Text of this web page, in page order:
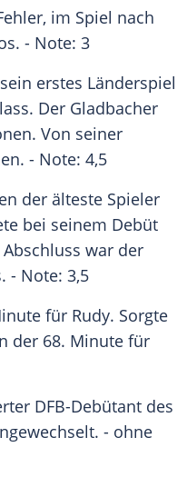
im Spiel nach
- Note: 3
erstes Länderspiel
Der Gladbacher
Von seiner
- Note: 4,5
der älteste Spieler
bei seinem Debüt
war der
- Note: 3,5
für Rudy. Sorgte
der 68. Minute für
DFB-Debütant des
- ohne